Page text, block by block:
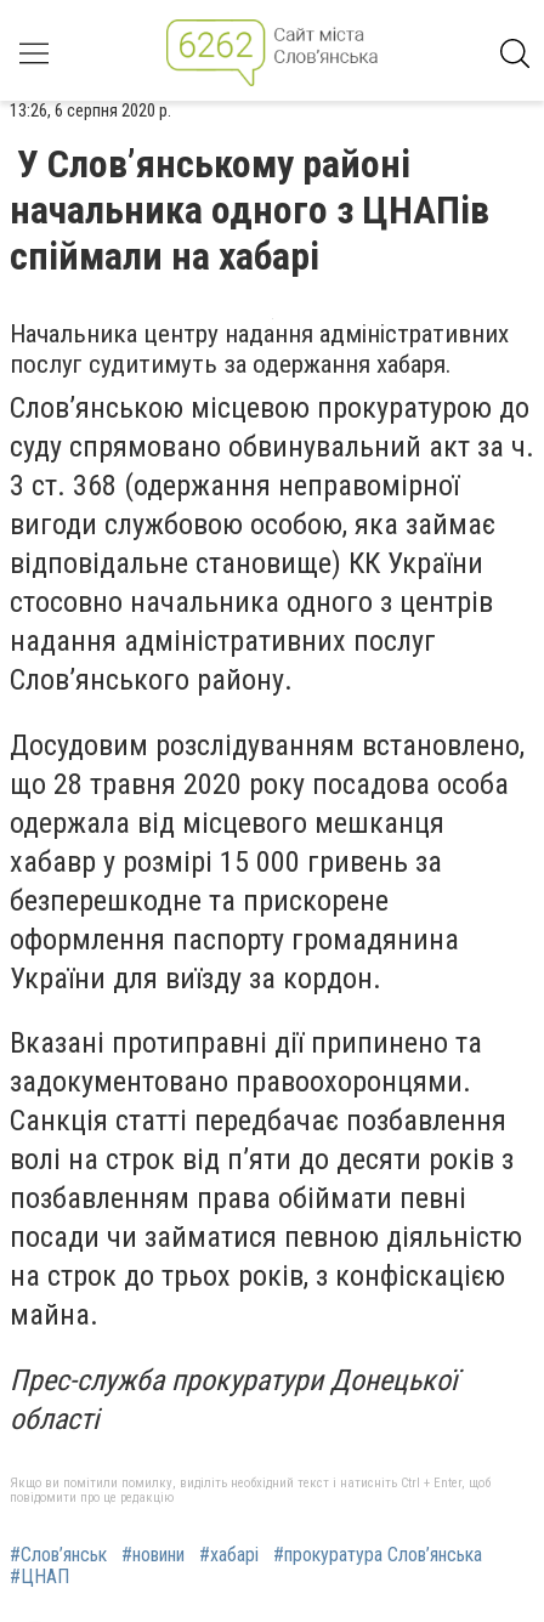
13:26, 6 серпня 2020 р.
У Слов’янському районі
начальника одного з ЦНАПів
спіймали на хабарі
Начальника центру надання адміністративних
послуг судитимуть за одержання хабаря.
Слов’янською місцевою прокуратурою до
суду спрямовано обвинувальний акт за ч.
3 ст. 368 (одержання неправомірної
вигоди службовою особою, яка займає
відповідальне становище) КК України
стосовно начальника одного з центрів
надання адміністративних послуг
Слов’янського району.
Досудовим розслідуванням встановлено,
що 28 травня 2020 року посадова особа
одержала від місцевого мешканця
хабавр у розмірі 15 000 гривень за
безперешкодне та прискорене
оформлення паспорту громадянина
України для виїзду за кордон.
Вказані протиправні дії припинено та
задокументовано правоохоронцями.
Санкція статті передбачає позбавлення
волі на строк від п’яти до десяти років з
позбавленням права обіймати певні
посади чи займатися певною діяльністю
на строк до трьох років, з конфіскацією
майна.
Прес-служба прокуратури Донецької
області
Якщо ви помітили помилку, виділіть необхідний текст і натисніть Ctrl + Enter, щоб
повідомити про це редакцію
#Слов’янськ #новини #хабарі
#прокуратура Слов’янська
#ЦНАП